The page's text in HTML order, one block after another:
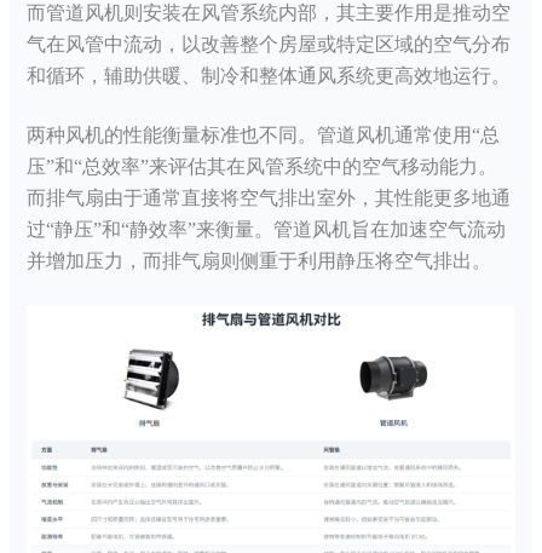
而管道风机则安装在风管系统内部，其主要作用是推动空
气在风管中流动，以改善整个房屋或特定区域的空气分布
和循环，辅助供暖、制冷和整体通风系统更高效地运行。
两种风机的性能衡量标准也不同。管道风机通常使用 “总
压”和“总效率”来评估其在风管系统中的空气移动能力。
而排气扇由于通常直接将空气排出室外，其性能更多地通
过“静压”和“静效率”来衡量。管道风机旨在加速空气流动
并增加压力，而排气扇则侧重于利用静压将空气排出。